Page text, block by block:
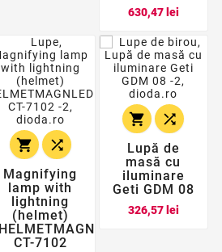
630,47 leiPret
 
Magnifying
lamp with
lightning
(helmet)
HELMETMAGNLED
CT-7102
 
Lupă de
masă cu
iluminare
Geti GDM 08
326,57 leiPret